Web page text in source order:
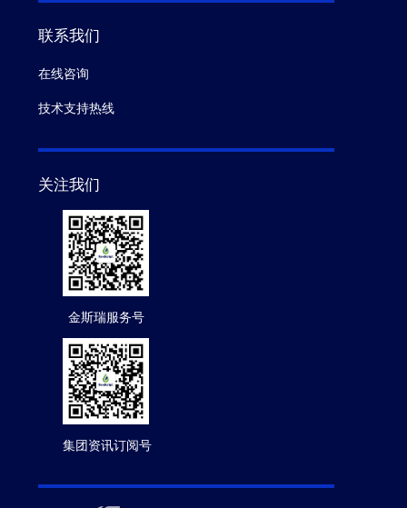
联系我们
在线咨询
技术支持热线
关注我们
金斯瑞服务号
集团资讯订阅号